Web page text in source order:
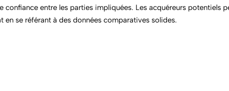
confiance entre les parties impliquées. Les acquéreurs potentiels
en se référant à des données comparatives solides.